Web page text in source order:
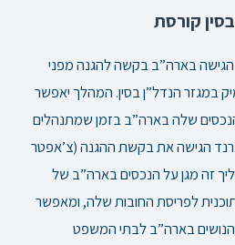
קורסת
הגישה בארה”ב בקשה להגנה מפני
במגזר הנדל”ן בסין. המהלך יאפשר
שלה בארה”ב בזמן שמתנהלים
הגישה את בקשת ההגנה (צ’אפטר
זה מגן על הנכסים בארה”ב של
לפריסת החובות שלה, ומאפשר
בארה”ב לבתי המשפט